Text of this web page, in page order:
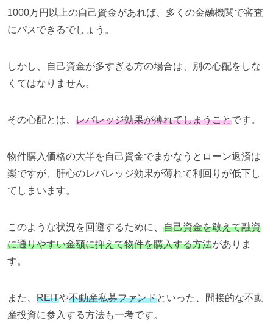
1000万円以上の自己資金があれば、多くの金融機関で審査
にパスできるでしょう。
しかし、自己資金が多すぎる方の場合は、別の心配をしな
くてはなりません。
その心配とは、 レバレッジ効果が薄れてしまうことです。
物件購入価格の大半を自己資金でまかなうとローン返済は
楽ですが、肝心のレバレッジ効果が薄れて利回りが低下し
てしまいます。
このような状況を回避するために、 自己資金を敢えて融資
に通りやすい金額に抑えて物件を購入する方法がありま
す。
また、 REITや不動産私募ファンドといった、間接的な不動
産投資に参入する方法も一考です。